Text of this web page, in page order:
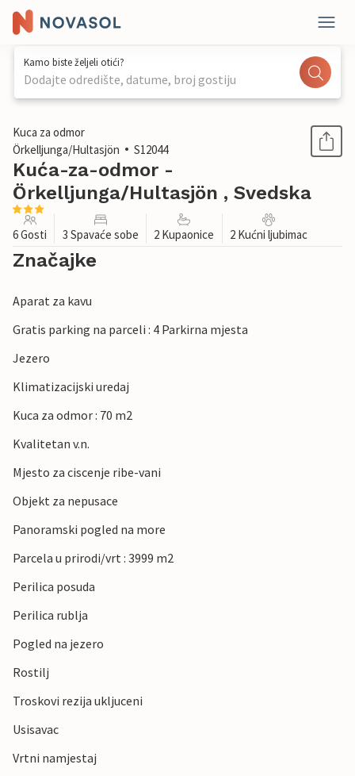
Kamo biste željeli otići?
Dodajte odredište, datume, broj gostiju
1 / 24
Kuca za odmor
Örkelljunga/Hultasjön
S12044
Kuća-za-odmor -
Örkelljunga/Hultasjön , Svedska
6 Gosti 3 Spavaće sobe 2 Kupaonice 2 Kućni ljubimac
Značajke
Aparat za kavu
Gratis parking na parceli : 4 Parkirna mjesta
Jezero
Klimatizacijski uredaj
Kuca za odmor : 70 m2
Kvalitetan v.n.
Mjesto za ciscenje ribe-vani
Objekt za nepusace
Panoramski pogled na more
Parcela u prirodi/vrt : 3999 m2
Perilica posuda
Perilica rublja
Pogled na jezero
Rostilj
Troskovi rezija ukljuceni
Usisavac
Vrtni namjestaj